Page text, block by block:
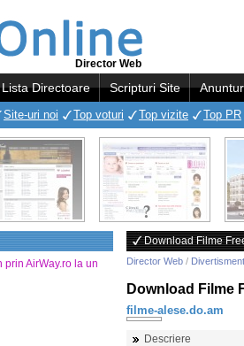
Director Web
Lista Directoare Scripturi Site
Site-uri noi Top voturi Top vizite Top PR
AirWay.ro la un
Download Filme
Director Web / Divertisment
Download Filme
filme-alese.do.am
Descriere